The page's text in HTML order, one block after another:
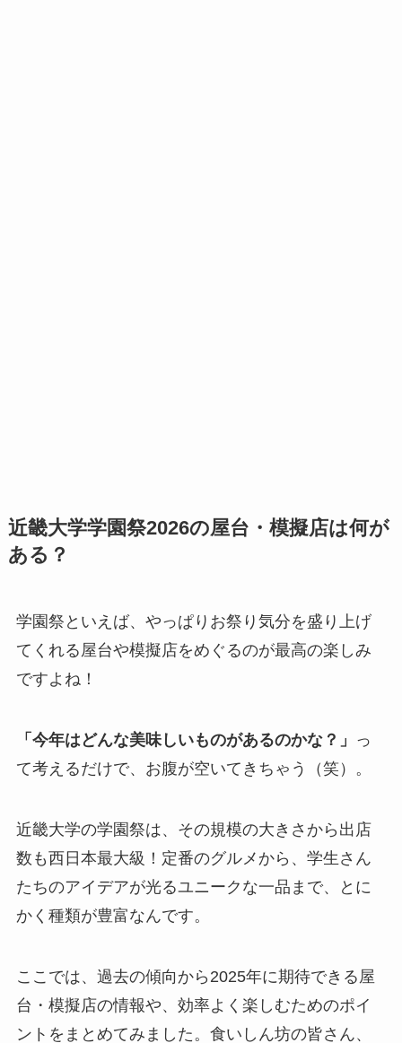
近畿大学学園祭2026の屋台・模擬店は何が
ある？
学園祭といえば、やっぱりお祭り気分を盛り上げ
てくれる屋台や模擬店をめぐるのが最高の楽しみ
ですよね！
「今年はどんな美味しいものがあるのかな？」 っ
て考えるだけで、お腹が空いてきちゃう（笑）。
近畿大学の学園祭は、その規模の大きさから出店
数も西日本最大級！定番のグルメから、学生さん
たちのアイデアが光るユニークな一品まで、とに
かく種類が豊富なんです。
ここでは、過去の傾向から2025年に期待できる屋
台・模擬店の情報や、効率よく楽しむためのポイ
ントをまとめてみました。食いしん坊の皆さん、